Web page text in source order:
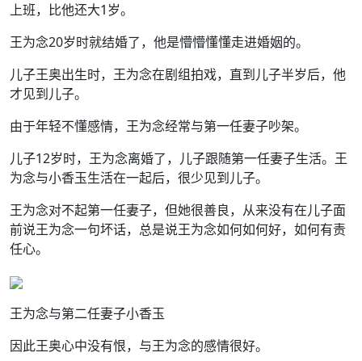
上班，比他还大1岁。
王为念20岁时就结婚了，他是懵懵懂懂走进婚姻的。
儿子王奥出生时，王为念在剧组拍戏，直到儿子半岁后，他
才见到儿子。
由于年轻不懂感情，王为念经常与第一任妻子吵架。
儿子12岁时，王为念离婚了，儿子跟随第一任妻子生活。王
为念与小香玉生活在一起后，很少见到儿子。
王为念对不起第一任妻子，但她很善良，从来没有在儿子面
前说王为念一句坏话，总是说王为念如何如何好，如何有责
任心。
王为念与第二任妻子小香玉
因此王奥心中没有恨，与王为念的感情很好。